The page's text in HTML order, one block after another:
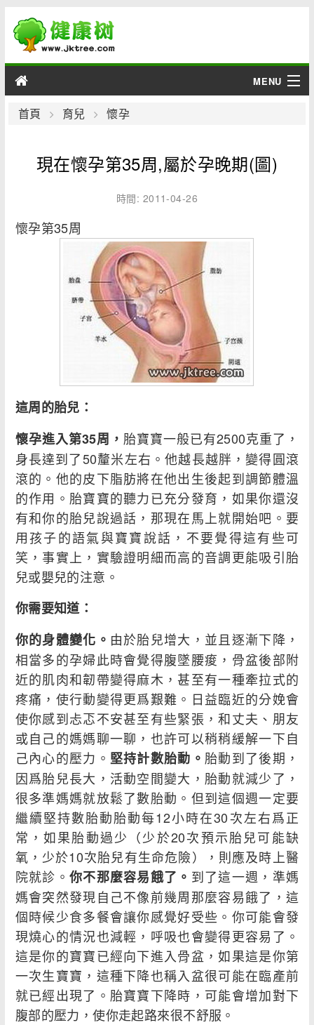
MENU
男性
首頁 育兒 懷孕
現在懷孕第35周,屬於孕晚期(圖)
時間: 2011-04-26
懷孕第35周
這周的胎兒：
懷孕進入第35周， 胎寶寶一般已有2500克重了，
身長達到了50釐米左右。他越長越胖，變得圓滾
滾的。他的皮下脂肪將在他出生後起到調節體溫
的作用。胎寶寶的聽力已充分發育，如果你還沒
有和你的胎兒說過話，那現在馬上就開始吧。要
用孩子的語氣與寶寶說話，不要覺得這有些可
笑，事實上，實驗證明細而高的音調更能吸引胎
兒或嬰兒的注意。
你需要知道：
你的身體變化。 由於胎兒增大，並且逐漸下降，
相當多的孕婦此時會覺得腹墜腰痠，骨盆後部附
近的肌肉和韌帶變得麻木，甚至有一種牽拉式的
疼痛，使行動變得更爲艱難。日益臨近的分娩會
使你感到忐忑不安甚至有些緊張，和丈夫、朋友
或自己的媽媽聊一聊，也許可以稍稍緩解一下自
己內心的壓力。 堅持計數胎動。 胎動到了後期，
因爲胎兒長大，活動空間變大，胎動就減少了，
很多準媽媽就放鬆了數胎動。但到這個週一定要
繼續堅持數胎動胎動每12小時在30次左右爲正
常，如果胎動過少（少於20次預示胎兒可能缺
氧，少於10次胎兒有生命危險），則應及時上醫
院就診。 你不那麼容易餓了。 到了這一週，準媽
媽會突然發現自己不像前幾周那麼容易餓了，這
個時候少食多餐會讓你感覺好受些。你可能會發
現燒心的情況也減輕，呼吸也會變得更容易了。
這是你的寶寶已經向下進入骨盆，如果這是你第
一次生寶寶，這種下降也稱入盆很可能在臨產前
就已經出現了。胎寶寶下降時，可能會增加對下
腹部的壓力，使你走起路來很不舒服。